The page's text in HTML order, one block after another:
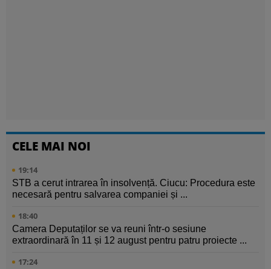
CELE MAI NOI
19:14
STB a cerut intrarea în insolvență. Ciucu: Procedura este
necesară pentru salvarea companiei și ...
18:40
Camera Deputaților se va reuni într-o sesiune
extraordinară în 11 și 12 august pentru patru proiecte ...
17:24